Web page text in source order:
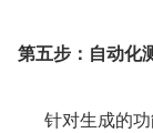
第五步：自动
针对生成